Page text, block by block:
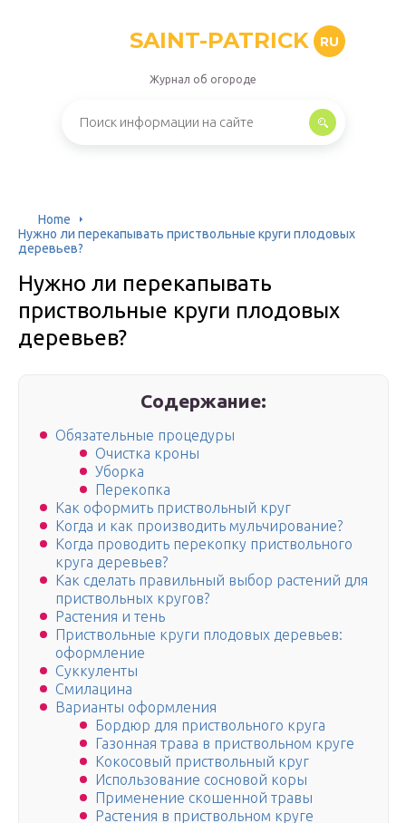
SAINT-PATRICK RU
Журнал об огороде
Home
Нужно ли перекапывать приствольные круги плодовых
деревьев?
Нужно ли перекапывать
приствольные круги плодовых
деревьев?
Содержание:
Обязательные процедуры
Очистка кроны
Уборка
Перекопка
Как оформить приствольный круг
Когда и как производить мульчирование?
Когда проводить перекопку приствольного
круга деревьев?
Как сделать правильный выбор растений для
приствольных кругов?
Растения и тень
Приствольные круги плодовых деревьев:
оформление
Суккуленты
Смилацина
Варианты оформления
Бордюр для приствольного круга
Газонная трава в приствольном круге
Кокосовый приствольный круг
Использование сосновой коры
Применение скошенной травы
Растения в приствольном круге